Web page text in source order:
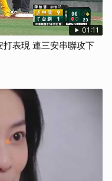
01:11
表現 連三安串聯攻下